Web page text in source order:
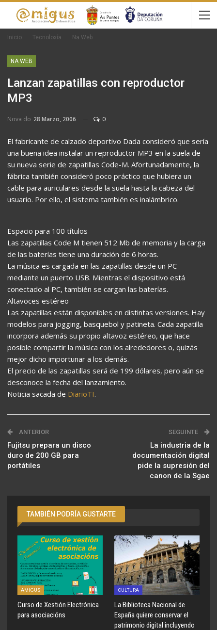
Inicio Tecnoloxía Na Web
NA WEB
Lanzan zapatillas con reproductor
MP3
Nova do 28 Marzo, 2006 0
El fabricante de calzado deportivo Dada consideró que sería
una buena idea instalar un reproductor MP3 en la suela de
su nueva serie de zapatillas Code-M. Afortunadamente, la
fábrica también consideró poco práctico que hubiera un
cable para auriculares desde la suela hasta la cabeza del
usuario. Por ello, el sistema también es inalámbrico.
Espacio para 100 títulos
Las zapatillas Code M tienen 512 Mb de memoria y la carga
de las baterías tiene una duración de 6 horas.
La música es cargada en las zapatillas desde un PC
mediante un puerto USB. Mientras el dispositivo está
conectado al PC, también se cargan las baterías.
Altavoces estéreo
Las zapatillas están disponibles en distintas versiones. Hay
modelos para jogging, basquebol y patineta. Cada zapatilla
incorpora además su propio altavoz estéreo, que hace
posible compartir la música con los alrededores o, quizás
mejor dicho importunar a los demás.
El precio de las zapatillas será de 199 dólares, pero aún se
desconoce la fecha del lanzamiento.
Noticia sacada de DiarioTI.
ANTERIOR
Fujitsu prepara un disco
duro de 200 GB para
portátiles
SEGUINTE
La industria de la
documentación digital
pide la supresión del
canon de la Sgae
TAMBIÉN PODRÍA GUSTARTE
AMIGUS
Curso de Xestión Electrónica
para asociacións
CULTURA
La Biblioteca Nacional de
España quiere conservar el
patrimonio digital incluyendo